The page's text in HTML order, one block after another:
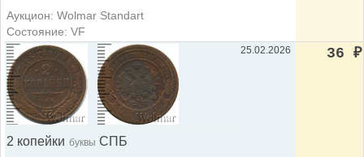
Аукцион: Wolmar Standart
Состояние: VF
2 копейки буквы СПБ
25.02.2026 36 ₽